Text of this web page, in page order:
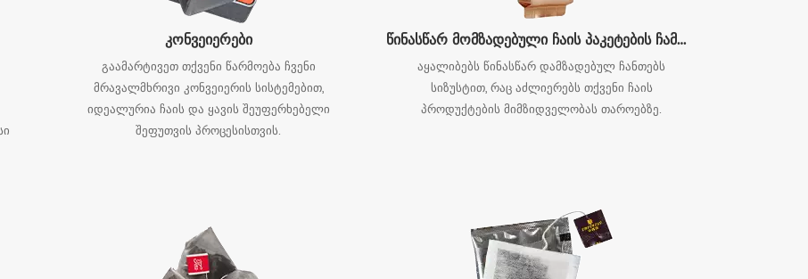
კონვეიერები
გაამარტივეთ თქვენი წარმოება ჩვენი
მრავალმხრივი კონვეიერის სისტემებით,
იდეალურია ჩაის და ყავის შეუფერხებელი
შეფუთვის პროცესისთვის.
წინასწარ მომზადებული ჩაის პაკეტების ჩამოყალიბების მანქანა
აყალიბებს წინასწარ დამზადებულ ჩანთებს
სიზუსტით, რაც აძლიერებს თქვენი ჩაის
პროდუქტების მიმზიდველობას თაროებზე.